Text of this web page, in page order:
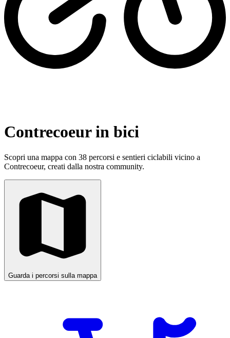
Contrecoeur in bici
Scopri una mappa con 38 percorsi e sentieri ciclabili vicino a
Contrecoeur, creati dalla nostra community.
Guarda i percorsi sulla mappa